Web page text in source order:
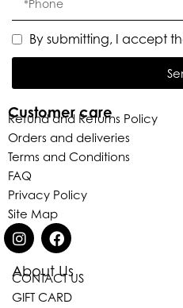
About Us
CONTACT US
GIFT CARD
Customer care
Refund and Returns Policy
Orders and deliveries
Terms and Conditions
FAQ
Privacy Policy
Site Map
By submitting, I accept